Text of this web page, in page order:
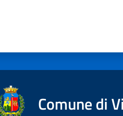
Comune di